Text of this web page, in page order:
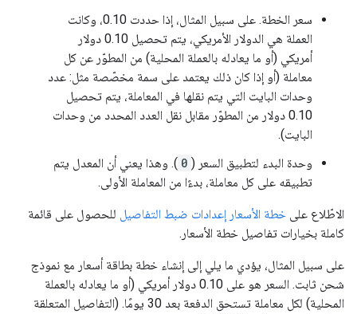
سعر الخطة. على سبيل المثال، إذا حددت 0.10، وكانت
العملة هي الدولار الأمريكي، يتم تحصيل 0.10 دولار
أمريكي (أو ما يعادله بالعملة المحلية) من المطوّر عن كل
معاملة (أو إذا كان ذلك يعتمد على سمة مخصّصة مثل: عدد
وحدات البايت التي يتم نقلها في المعاملة، يتم تحصيل
0.10 دولار من المطوّر مقابل نقل العدد المحدد من وحدات
البايت).
وحدة البدء لتطبيق السعر ( 0 ). وهذا يعني أن المعدل يتم
تطبيقه على كل معاملة، بدءًا من المعاملة الأولى.
الاطّلاع على خطة الأسعار إعدادات ضبط التفاصيل للحصول على قائمة
كاملة بخيارات تفاصيل خطة الأسعار.
على سبيل المثال، يؤدي ما يلي إلى إنشاء خطة بطاقة أسعار مع نموذج
شحن ثابت. السعر هو على 0.10 دولار أمريكي (أو ما يعادله بالعملة
المحلية) لكل معاملة تستحق الدفعة بعد 30 يومًا. (التفاصيل المتعلقة